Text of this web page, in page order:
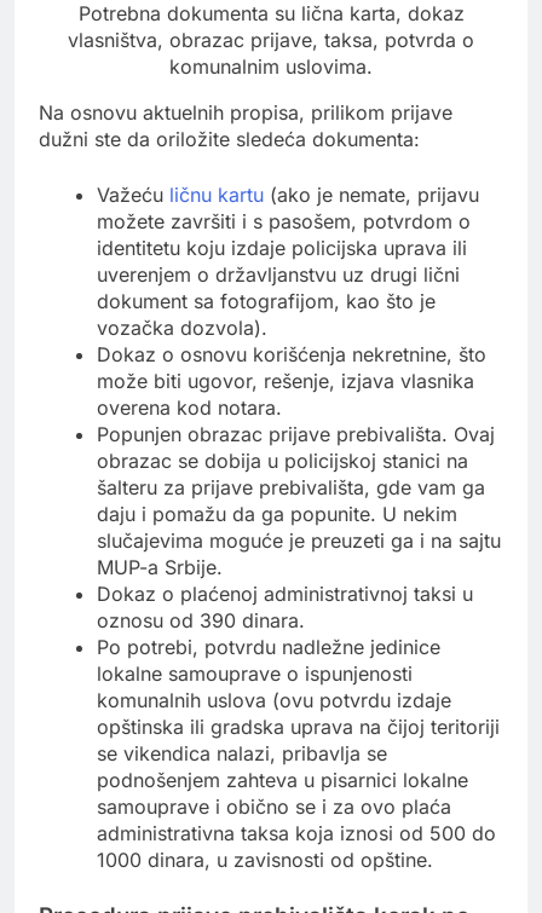
Potrebna dokumenta su lična karta, dokaz
vlasništva, obrazac prijave, taksa, potvrda o
komunalnim uslovima.
Na osnovu aktuelnih propisa, prilikom prijave
dužni ste da oriložite sledeća dokumenta:
Važeću ličnu kartu (ako je nemate, prijavu
možete završiti i s pasošem, potvrdom o
identitetu koju izdaje policijska uprava ili
uverenjem o državljanstvu uz drugi lični
dokument sa fotografijom, kao što je
vozačka dozvola).
Dokaz o osnovu korišćenja nekretnine, što
može biti ugovor, rešenje, izjava vlasnika
overena kod notara.
Popunjen obrazac prijave prebivališta. Ovaj
obrazac se dobija u policijskoj stanici na
šalteru za prijave prebivališta, gde vam ga
daju i pomažu da ga popunite. U nekim
slučajevima moguće je preuzeti ga i na sajtu
MUP-a Srbije.
Dokaz o plaćenoj administrativnoj taksi u
oznosu od 390 dinara.
Po potrebi, potvrdu nadležne jedinice
lokalne samouprave o ispunjenosti
komunalnih uslova (ovu potvrdu izdaje
opštinska ili gradska uprava na čijoj teritoriji
se vikendica nalazi, pribavlja se
podnošenjem zahteva u pisarnici lokalne
samouprave i obično se i za ovo plaća
administrativna taksa koja iznosi od 500 do
1000 dinara, u zavisnosti od opštine.